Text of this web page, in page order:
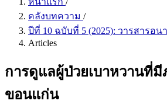
คลังบทความ /
ปีที่ 10 ฉบับที่ 5 (2025): วารสาร
Articles
การดูแลผู้ป่วยเบาหวานที่
ขอนแก่น